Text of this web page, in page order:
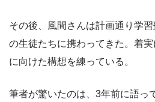
その後、風間さんは計画通り学
の生徒たちに携わってきた。着
に向けた構想を練っている。
筆者が驚いたのは、3年前に語っ